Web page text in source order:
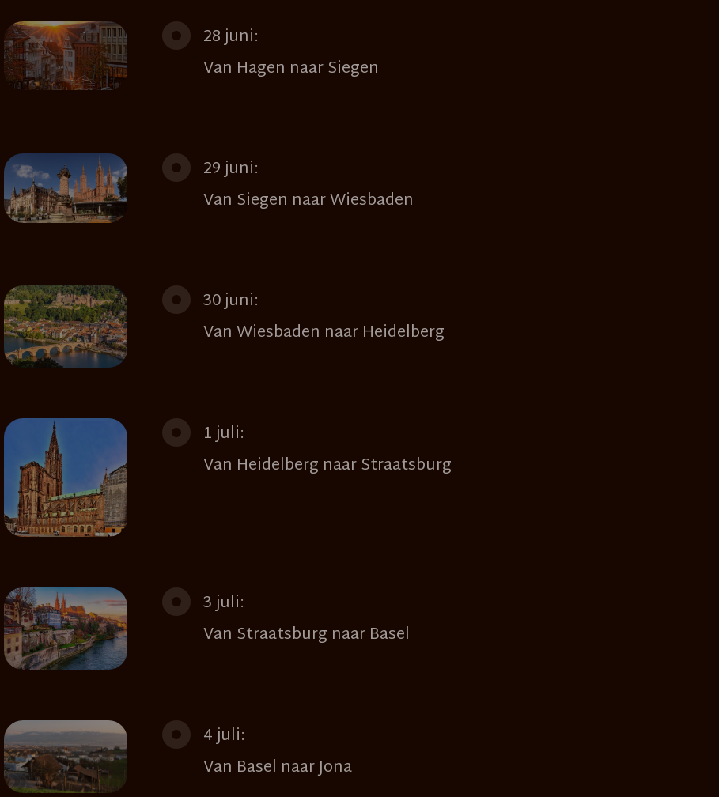
28 juni:
Van Hagen naar Siegen
29 juni:
Van Siegen naar Wiesbaden
30 juni:
Van Wiesbaden naar Heidelberg
1 juli:
Van Heidelberg naar Straatsburg
3 juli:
Van Straatsburg naar Basel
4 juli:
Van Basel naar Jona